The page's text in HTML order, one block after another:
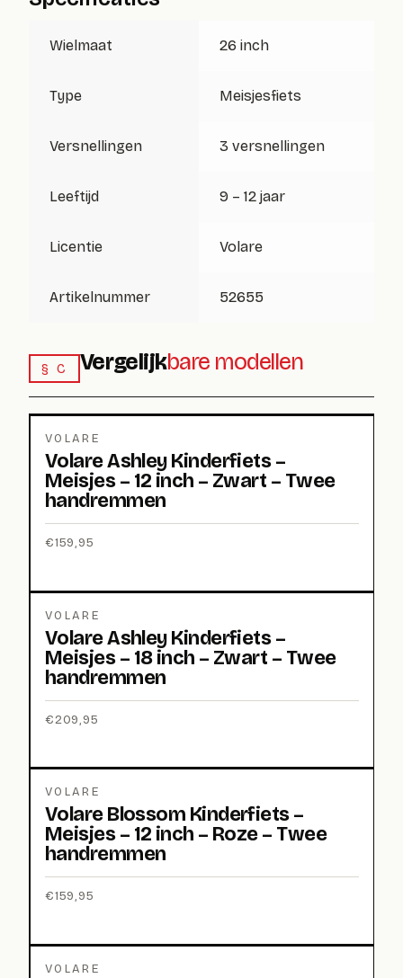
Wielmaat 26 inch
Type Meisjesfiets
Versnellingen 3 versnellingen
Leeftijd 9 – 12 jaar
Licentie Volare
Artikelnummer 52655
§ C Vergelijkbare modellen
VOLARE
Volare Ashley Kinderfiets –
Meisjes – 12 inch – Zwart – Twee
handremmen
€159,95
VOLARE
Volare Ashley Kinderfiets –
Meisjes – 18 inch – Zwart – Twee
handremmen
€209,95
VOLARE
Volare Blossom Kinderfiets –
Meisjes – 12 inch – Roze – Twee
handremmen
€159,95
VOLARE